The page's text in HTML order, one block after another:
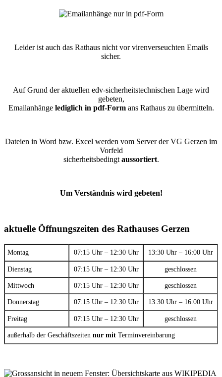
Leider ist auch das Rathaus nicht vor virenverseuchten Emails
sicher.
Auf Grund der aktuellen edv-sicherheitstechnischen Lage wird
gebeten,
Emailanhänge lediglich in pdf-Formans Rathaus zu übermitteln.
Dateien in Word bzw. Excel werden vom Server der VG Gerzen im
Vorfeld
sicherheitsbedingt aussortiert.
Um Verständnis wird gebeten!
aktuelle Öffnungszeiten des Rathauses Gerzen
Montag 07:15 Uhr – 12:30 Uhr 13:30 Uhr – 16:00 Uhr
Dienstag 07:15 Uhr – 12:30 Uhr geschlossen
Mittwoch 07:15 Uhr – 12:30 Uhr geschlossen
Donnerstag 07:15 Uhr – 12:30 Uhr 13:30 Uhr – 16:00 Uhr
Freitag 07:15 Uhr – 12:30 Uhr geschlossen
außerhalb der Geschäftszeiten nur mit Terminvereinbarung